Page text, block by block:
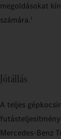
megoldásokat
számára.1
Jótállás
A teljes
Mercedes‑Benz